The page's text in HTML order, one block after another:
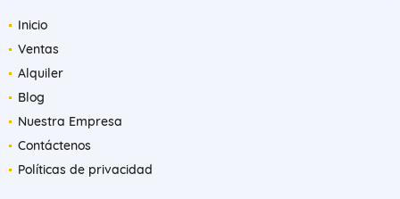
Inicio
Ventas
Alquiler
Blog
Nuestra Empresa
Contáctenos
Políticas de privacidad